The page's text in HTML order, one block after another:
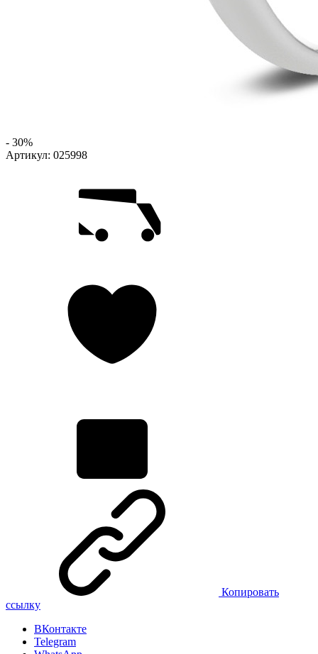
- 30%
Артикул: 025998
Копировать
ссылку
ВКонтакте
Telegram